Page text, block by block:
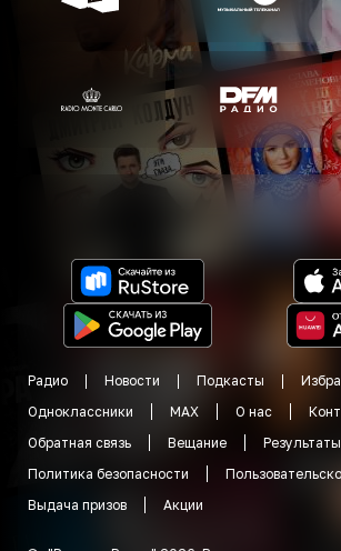
Радио Новости Подкасты
Одноклассники
MAX О нас
Обратная связь
Вещание
Политика безопасности
Выдача призов
Акции